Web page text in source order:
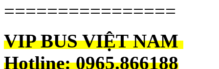
================
VIP BUS VIỆT NAM
Hotline: 0965.866188